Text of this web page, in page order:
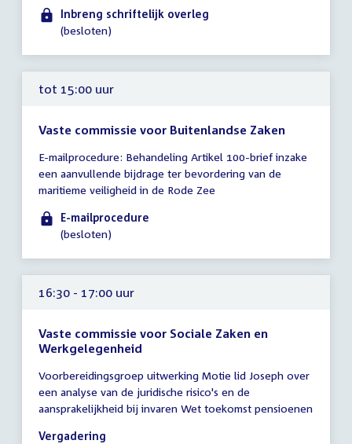
12:00
uur
Inbreng schriftelijk overleg
(besloten)
tot 15:00 uur
Vaste commissie voor Buitenlandse Zaken
vergadering
tot
15:00
uur
E-mailprocedure: Behandeling Artikel 100-brief inzake
een aanvullende bijdrage ter bevordering van de
maritieme veiligheid in de Rode Zee
E-mailprocedure
(besloten)
16:30 - 17:00 uur
Vaste commissie voor Sociale Zaken en
Werkgelegenheid
vergadering
16:30
-
17:00
Voorbereidingsgroep uitwerking Motie lid Joseph over
een analyse van de juridische risico's en de
aansprakelijkheid bij invaren Wet toekomst pensioenen
Vergadering